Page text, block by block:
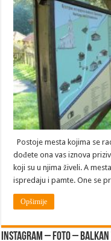
tren
u
Postoje mesta kojima se
dođete ona vas iznova
koji su u njima živeli. A
ispredaju i pamte. One se
Opširnije
Instagram – FOTO –